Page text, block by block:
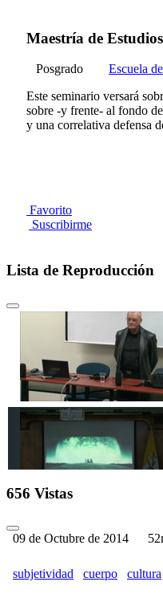
Maestría de
Posgrado
Escuela
Este seminario versará
sobre -y frente- al fondo
y una correlativa defensa
Favorito
Suscribirme
Lista de Reproducción
656 Vistas
09 de Octubre de 2014
subjetividad cuerpo cultura